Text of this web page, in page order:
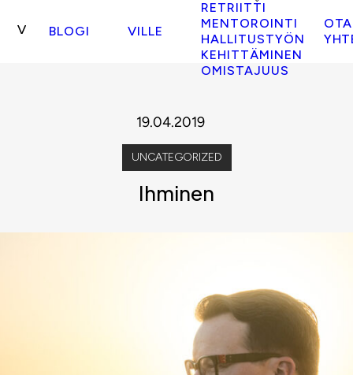
BLOGI VILLE
RETRIITTI
MENTOROINTI
HALLITUSTYÖN
KEHITTÄMINEN
OMISTAJUUS
OTA
19.04.2019
UNCATEGORIZED
Ihminen